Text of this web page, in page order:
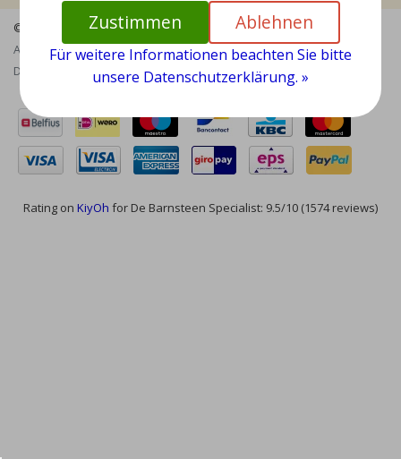
© Copyright 2026 - Bernstein Specialist | RealisatieInStijl Media
Allgemeine Geschäftsbedingungen|Haftungsausschluss|
Datenschutzrichtlinie| RSS Feed
Rating on KiyOh for De Barnsteen Specialist: 9.5/10 (1574 reviews)
Zustimmen Ablehnen
Für weitere Informationen beachten Sie bitte
unsere Datenschutzerklärung. »